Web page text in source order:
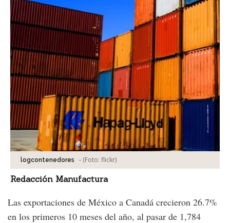
logcontenedores - (Foto: flickr)
Redacción Manufactura
Las exportaciones de México a Canadá crecieron 26.7%
en los primeros 10 meses del año, al pasar de 1,784